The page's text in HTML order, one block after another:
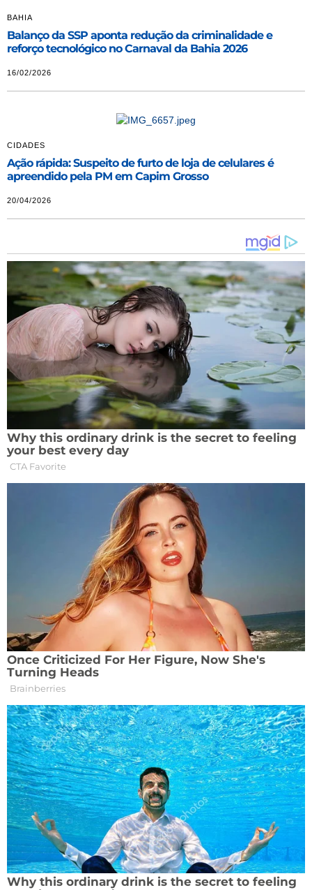
BAHIA
Balanço da SSP aponta redução da criminalidade e
reforço tecnológico no Carnaval da Bahia 2026
16/02/2026
CIDADES
Ação rápida: Suspeito de furto de loja de celulares é
apreendido pela PM em Capim Grosso
20/04/2026